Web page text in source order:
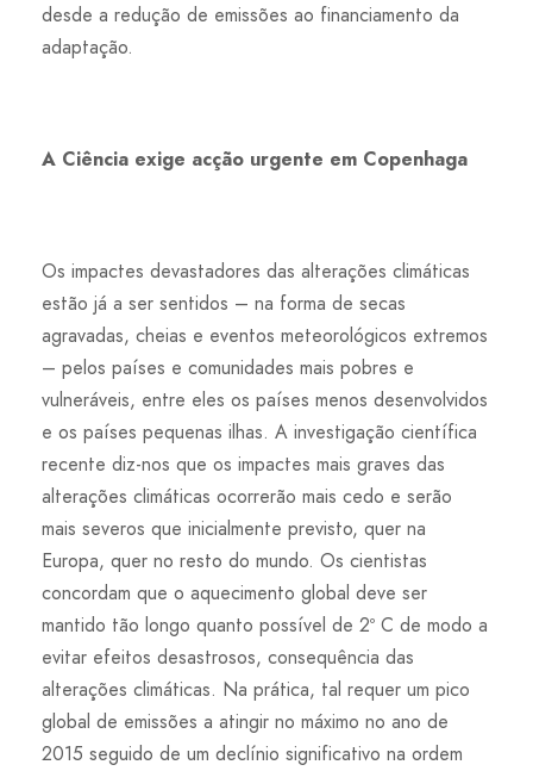
desde a redução de emissões ao financiamento da
adaptação.
A Ciência exige acção urgente em Copenhaga
Os impactes devastadores das alterações climáticas
estão já a ser sentidos – na forma de secas
agravadas, cheias e eventos meteorológicos extremos
– pelos países e comunidades mais pobres e
vulneráveis, entre eles os países menos desenvolvidos
e os países pequenas ilhas. A investigação científica
recente diz-nos que os impactes mais graves das
alterações climáticas ocorrerão mais cedo e serão
mais severos que inicialmente previsto, quer na
Europa, quer no resto do mundo. Os cientistas
concordam que o aquecimento global deve ser
mantido tão longo quanto possível de 2º C de modo a
evitar efeitos desastrosos, consequência das
alterações climáticas. Na prática, tal requer um pico
global de emissões a atingir no máximo no ano de
2015 seguido de um declínio significativo na ordem